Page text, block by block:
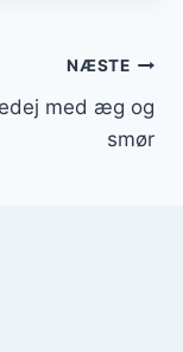
NÆSTE
med æg og
smør